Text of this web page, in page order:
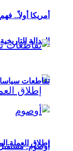
العدالة
إطلاق العملة الموحدة “إيكو”
أمريكا أولاً..
تقاطعات
أوصوم: مستقبل